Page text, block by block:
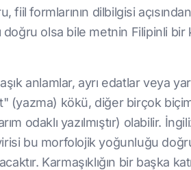
formlarının dilbilgisi
olsa bile metnin Filipinli
anlamlar, ayrı edatlar veya
kökü, diğer birçok
odaklı yazılmıştır) olabilir.
bu morfolojik yoğunluğu
Karmaşıklığın bir başka